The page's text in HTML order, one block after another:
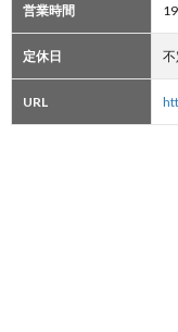
営業時間
定休日
URL